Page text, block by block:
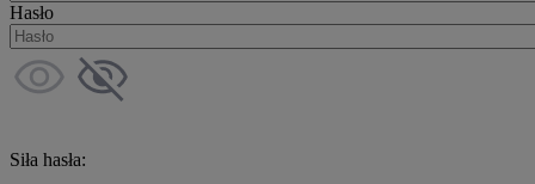
Hasło
Siła hasła: